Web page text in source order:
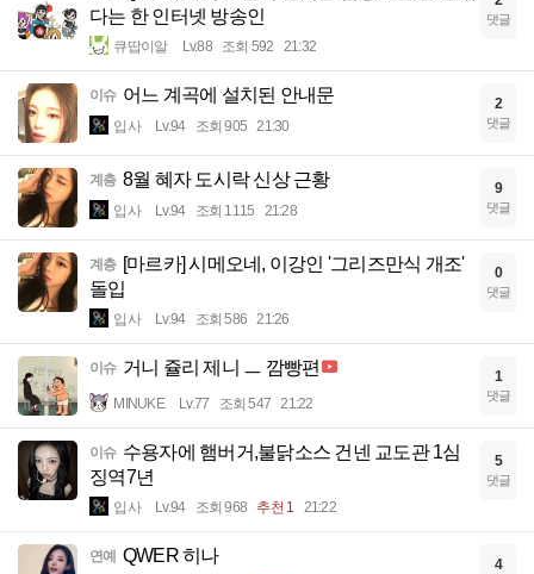
다는 한 인터넷 방송인
큐땁이알 Lv.88 조회 592 21:32
댓글
이슈 어느 계곡에 설치된 안내문
입사 Lv.94 조회 905 21:30
2
댓글
계층 8월 혜자 도시락 신상 근황
입사 Lv.94 조회 1115 21:28
9
댓글
계층 [마르카] 시메오네, 이강인 '그리즈만식 개조'
돌입
입사 Lv.94 조회 586 21:26
0
댓글
이슈 거니 쥴리 제니 ㅡ 깜빵편
MINUKE Lv.77 조회 547 21:22
1
댓글
이슈 수용자에 햄버거,불닭소스 건넨 교도관 1심
징역7년
입사 Lv.94 조회 968 추천 1 21:22
5
댓글
연예 QWER 히나 4